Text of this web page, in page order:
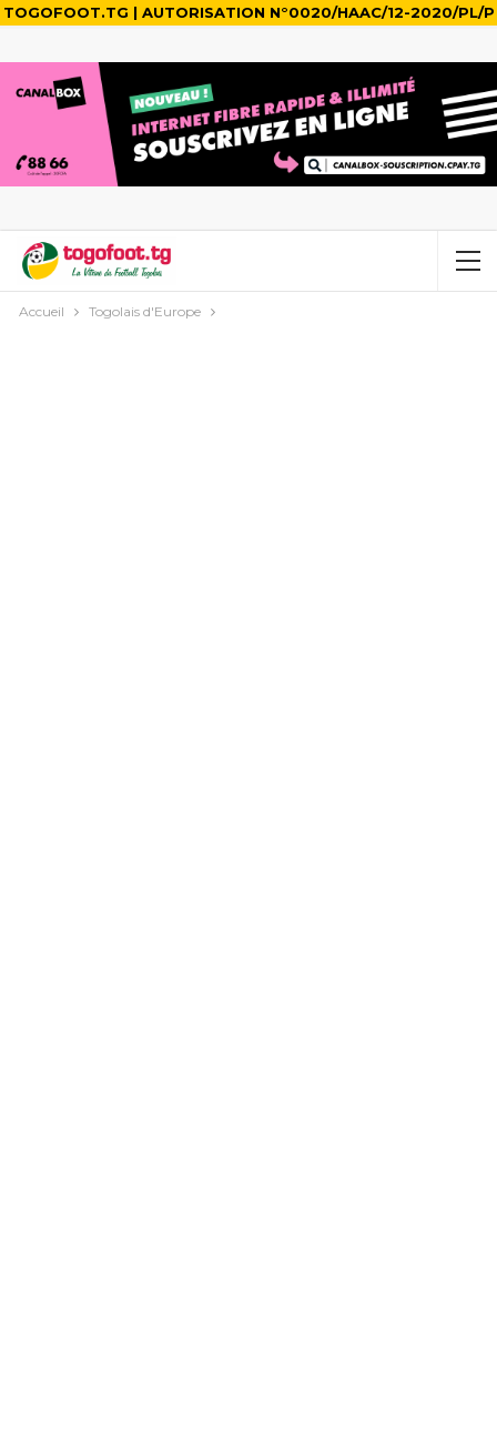
TOGOFOOT.TG | AUTORISATION N°0020/HAAC/12-2020/PL/P
Accueil Togolais d'Europe